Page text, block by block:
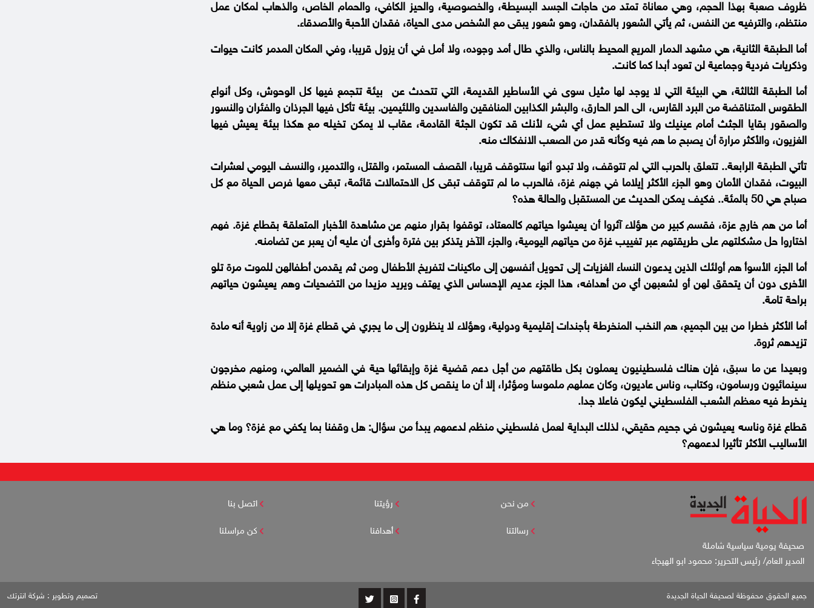
ظروف صعبة بهذا الحجم، وهي معاناة تمتد من حاجات الجسد البسيطة، والخصوصية، والحيز الكافي، والحمام الخاص، والذهاب لمكان عمل
منتظم، والترفيه عن النفس، ثم يأتي الشعور بالفقدان، وهو شعور يبقى مع الشخص مدى الحياة، فقدان الأحبة والأصدقاء.
أما الطبقة الثانية، هي مشهد الدمار المريع المحيط بالناس، والذي طال أمد وجوده، ولا أمل في أن يزول قريبا، وفي المكان المدمر كانت حيوات
وذكريات فردية وجماعية لن تعود أبدا كما كانت.
أما الطبقة الثالثة، هي البيئة التي لا يوجد لها مثيل سوى في الأساطير القديمة، التي تتحدث عن بيئة تتجمع فيها كل الوحوش، وكل أنواع
الطقوس المتناقضة من البرد القارس، الى الحر الحارق، والبشر الكذابين المنافقين والفاسدين واللئيمين. بيئة تأكل فيها الجرذان والفئران والنسور
والصقور بقايا الجثث أمام عينيك ولا تستطيع عمل أي شيء لأنك قد تكون الجثة القادمة، عقاب لا يمكن تخيله مع هكذا بيئة يعيش فيها
الغزيون، والأكثر مرارة أن يصبح ما هم فيه وكأنه قدر من الصعب الانفكاك منه.
تأتي الطبقة الرابعة.. تتعلق بالحرب التي لم تتوقف، ولا تبدو أنها ستتوقف قريبا، القصف المستمر، والقتل، والتدمير، والنسف اليومي لعشرات
البيوت، فقدان الأمان وهو الجزء الأكثر إيلاما في جهنم غزة، فالحرب ما لم تتوقف تبقى كل الاحتمالات قائمة، تبقى معها فرص الحياة مع كل
صباح هي 50 بالمئة.. فكيف يمكن الحديث عن المستقبل والحالة هذه؟
أما من هم خارج عزة، فقسم كبير من هؤلاء آثروا أن يعيشوا حياتهم كالمعتاد، توقفوا بقرار منهم عن مشاهدة الأخبار المتعلقة بقطاع غزة. فهم
اختاروا حل مشكلتهم على طريقتهم عبر تغييب غزة من حياتهم اليومية، والجزء الآخر يتذكر بين فترة وأخرى أن عليه أن يعبر عن تضامنه.
أما الجزء الأسوأ هم أولئك الذين يدعون النساء الغزيات إلى تحويل أنفسهن إلى ماكينات لتفريخ الأطفال ومن ثم يقدمن أطفالهن للموت مرة تلو
الأخرى دون أن يتحقق لهن أو لشعبهن أي من أهدافه، هذا الجزء عديم الإحساس الذي يهتف ويريد مزيدا من التضحيات وهم يعيشون حياتهم
براحة تامة.
أما الأكثر خطرا من بين الجميع، هم النخب المنخرطة بأجندات إقليمية ودولية، وهؤلاء لا ينظرون إلى ما يجري في قطاع غزة إلا من زاوية أنه مادة
تزيدهم ثروة.
وبعيدا عن ما سبق، فإن هناك فلسطينيون يعملون بكل طاقتهم من أجل دعم قضية غزة وإبقائها حية في الضمير العالمي، ومنهم مخرجون
سينمائيون ورسامون، وكتاب، وناس عاديون، وكان عملهم ملموسا ومؤثرا، إلا أن ما ينقص كل هذه المبادرات هو تحويلها إلى عمل شعبي منظم
ينخرط فيه معظم الشعب الفلسطيني ليكون فاعلا جدا.
قطاع غزة وناسه يعيشون في جحيم حقيقي، لذلك البداية لعمل فلسطيني منظم لدعمهم يبدأ من سؤال: هل وقفنا بما يكفي مع غزة؟ وما هي
الأساليب الأكثر تأثيرا لدعمهم؟
صحيفة يومية سياسية شاملة
المدير العام/ رئيس التحرير: محمود ابو الهيجاء
من نحن
رسالتنا
رؤيتنا
أهدافنا
اتصل بنا
كن مراسلنا
جميع الحقوق محفوظة لصحيفة الحياة الجديدة تصميم وتطوير : شركة انترتك